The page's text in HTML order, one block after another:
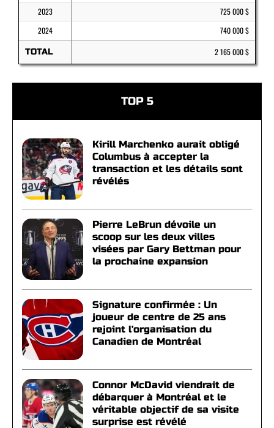
2023
725 000 $
2024
740 000 $
TOTAL 2 165 000 $
TOP 5
Kirill Marchenko aurait obligé
Columbus à accepter la
transaction et les détails sont
révélés
Pierre LeBrun dévoile un
scoop sur les deux villes
visées par Gary Bettman pour
la prochaine expansion
Signature confirmée : Un
joueur de centre de 25 ans
rejoint l'organisation du
Canadien de Montréal
Connor McDavid viendrait de
débarquer à Montréal et le
véritable objectif de sa visite
surprise est révélé